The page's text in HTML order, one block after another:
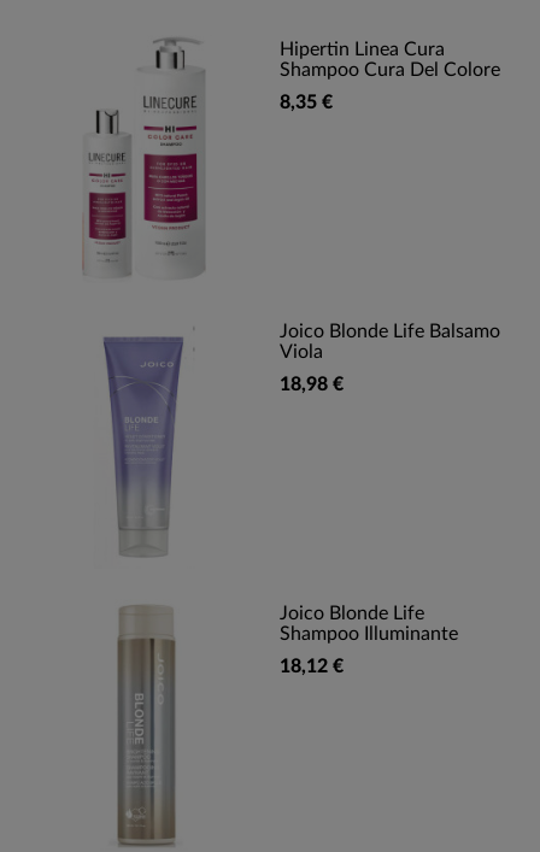
Hipertin Linea Cura
Shampoo Cura Del Colore
8,35 €
Joico Blonde Life Balsamo
Viola
18,98 €
Joico Blonde Life
Shampoo Illuminante
18,12 €